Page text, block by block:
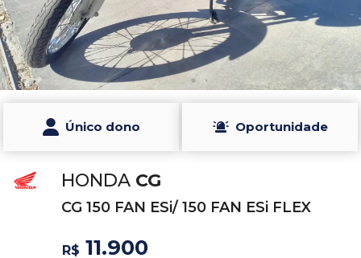
Único dono Oportunidade
HONDA CG
CG 150 FAN ESi/ 150 FAN ESi FLEX
R$ 11.900